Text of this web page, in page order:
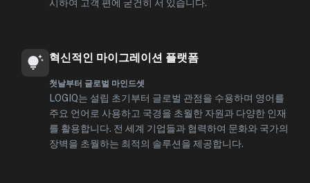
시하여 고객 편에 굳건히 서 있습니다.
혁신적인 마이그레이션 플랫폼
첫날부터 글로벌 마인드셋
LOGIQ는 설립 초기부터 글로벌 관점을 수용하며 영어를
주요 언어로 사용하고 국경을 초월한 자원과 다양한 인재
를 활용합니다. 전 세계 기업들과 협력하여 문화와 국가의
장벽을 초월하는 최적의 솔루션을 제공합니다.